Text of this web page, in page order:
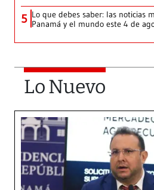
5 Lo que debes saber: las noticias
Panamá y el mundo este 4 de
Lo Nuevo